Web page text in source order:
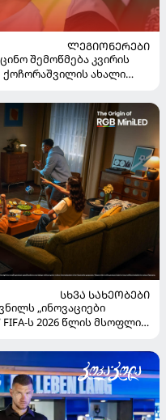
ᲚᲔᲒᲘᲝᲜᲔᲠᲔᲑᲘ
შემოწმება კვირის
ქოჩორაშვილის ახალი
ᲡᲮᲕᲐ ᲡᲐᲮᲔᲝᲑᲔᲑᲘ
„ინოვაციები
ს 2026 წლის მსოფლიო